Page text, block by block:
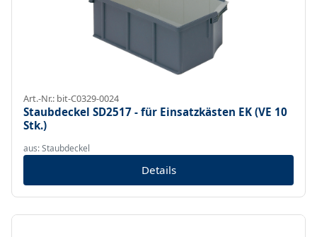
Art.-Nr.: bit-C0329-0024
Staubdeckel SD2517 - für Einsatzkästen EK (VE 10
Stk.)
aus: Staubdeckel
Details